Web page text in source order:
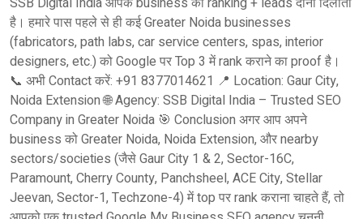
है। हमारे पास पहले से ही कई Greater Noida businesses
(fabricators, path labs, car service centers, spas, interior
designers, etc.) को Google पर Top 3 में rank कराने का proof है।
📞 अभी Contact करें: +91 8377014621 📍 Location: Gaur City,
Noida Extension 🌐 Agency: SSB Digital India – Trusted SEO
Company in Greater Noida 🎯 Conclusion अगर आप अपने
business को Greater Noida, Noida Extension, और nearby
sectors/societies (जैसे Gaur City 1 & 2, Sector-16C,
Paramount, Cherry County, Panchsheel, ACE City, Stellar
Jeevan, Sector-1, Techzone-4) में top पर rank कराना चाहते हैं, तो